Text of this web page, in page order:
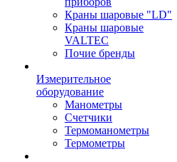
Краны шаровые "LD"
Краны шаровые
VALTEC
Почие бренды
Измерительное
оборудование
Манометры
Счетчики
Термоманометры
Термометры